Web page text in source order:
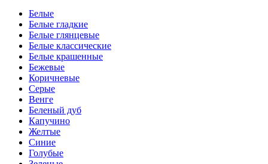
Белые
Белые гладкие
Белые глянцевые
Белые классические
Белые крашенные
Бежевые
Коричневые
Серые
Венге
Беленый дуб
Капучино
Желтые
Синие
Голубые